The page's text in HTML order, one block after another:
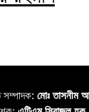
সম্পাদক: মোঃ তাসনীম